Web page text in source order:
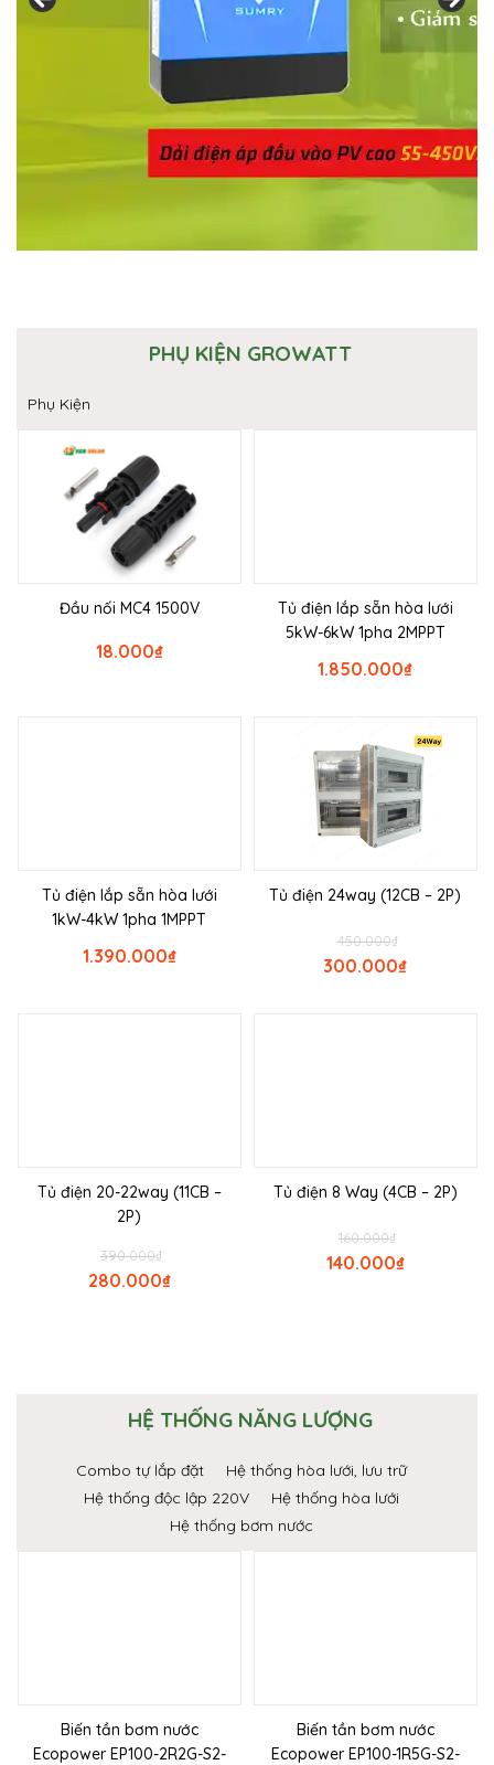
PHỤ KIỆN GROWATT
Phụ Kiện
Đầu nối MC4 1500V
₫
18.000
Tủ điện lắp sẵn hòa lưới
5kW-6kW 1pha 2MPPT
₫
1.850.000
Tủ điện lắp sẵn hòa lưới
1kW-4kW 1pha 1MPPT
₫
1.390.000
Tủ điện 24way (12CB – 2P)
₫
450.000
₫
300.000
Tủ điện 20-22way (11CB –
2P)
₫
390.000
₫
280.000
Tủ điện 8 Way (4CB – 2P)
₫
160.000
₫
140.000
HỆ THỐNG NĂNG LƯỢNG
Combo tự lắp đặt
Hệ thống hòa lưới, lưu trữ
Hệ thống độc lập 220V
Hệ thống hòa lưới
Hệ thống bơm nước
Biến tần bơm nước
Ecopower EP100-2R2G-S2-
Biến tần bơm nước
Ecopower EP100-1R5G-S2-